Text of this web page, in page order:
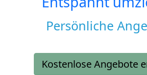
Persönliche
Kostenlose Angebote